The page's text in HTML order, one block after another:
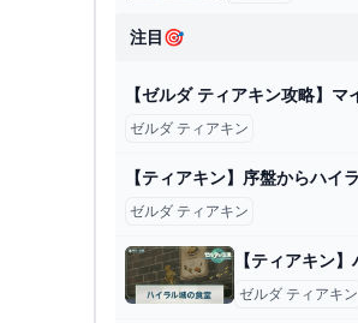
注目🎯
ゼルダ ティアキン
ゼルダ ティアキン
ゼルダ ティアキン